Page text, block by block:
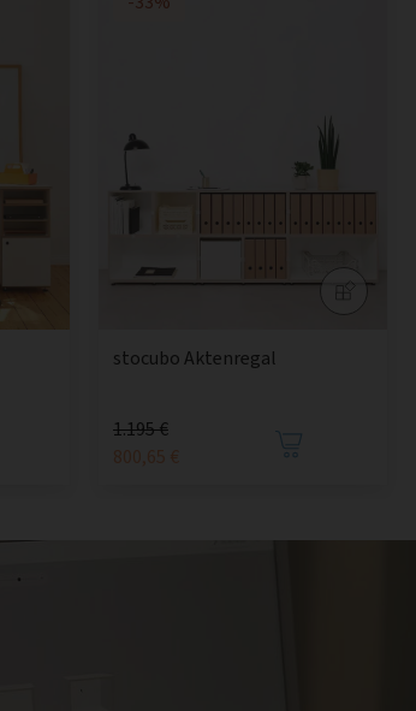
stocubo Aktenregal
1.195 €
800,65 €